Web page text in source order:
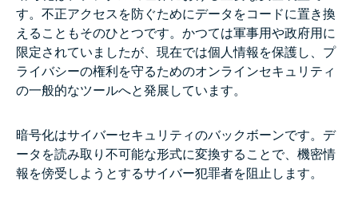
す。不正アクセスを防ぐためにデータをコードに置き換
えることもそのひとつです。かつては軍事用や政府用に
限定されていましたが、現在では個人情報を保護し、プ
ライバシーの権利を守るためのオンラインセキュリティ
の一般的なツールへと発展しています。
暗号化はサイバーセキュリティのバックボーンです。デ
ータを読み取り不可能な形式に変換することで、機密情
報を傍受しようとするサイバー犯罪者を阻止します。